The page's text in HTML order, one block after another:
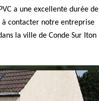
a une excellente durée de
à contacter notre entreprise
la ville de Conde Sur Iton